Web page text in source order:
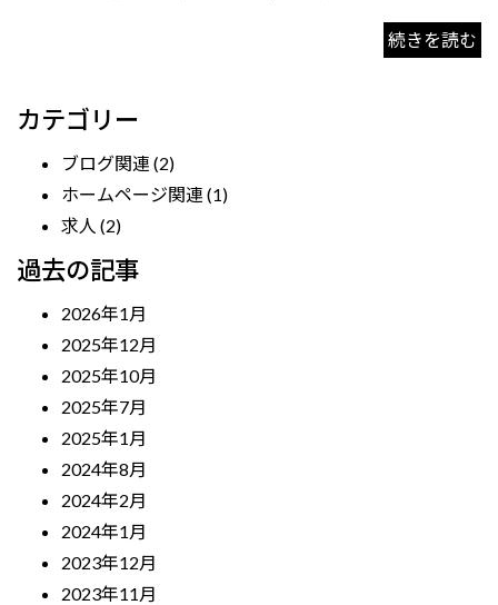
続きを読む
カテゴリー
ブログ関連 (2)
ホームページ関連 (1)
求人 (2)
過去の記事
2026年1月
2025年12月
2025年10月
2025年7月
2025年1月
2024年8月
2024年2月
2024年1月
2023年12月
2023年11月